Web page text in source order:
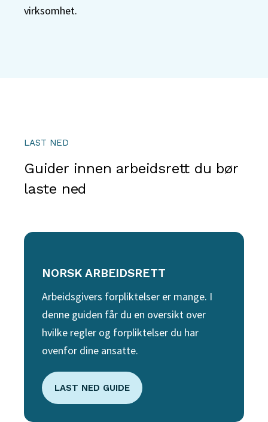
virksomhet.
LAST NED
Guider innen arbeidsrett du bør
laste ned
NORSK ARBEIDSRETT
Arbeidsgivers forpliktelser er mange. I
denne guiden får du en oversikt over
hvilke regler og forpliktelser du har
ovenfor dine ansatte.
LAST NED GUIDE